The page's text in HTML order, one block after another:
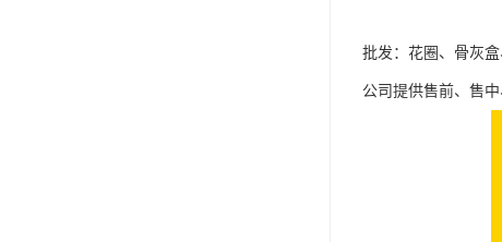
批发：花圈、骨灰
公司提供售前、售